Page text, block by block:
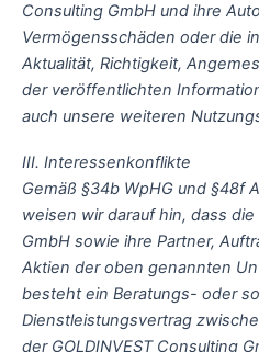
Consulting GmbH und ihre
Vermögensschäden oder die
Aktualität, Richtigkeit,
der veröffentlichten
auch unsere weiteren
III. Interessenkonflikte
Gemäß §34b WpHG und §48f
weisen wir darauf hin, dass die
GmbH sowie ihre Partner,
Aktien der oben genannten
besteht ein Beratungs- oder
Dienstleistungsvertrag
der GOLDINVEST Consulting